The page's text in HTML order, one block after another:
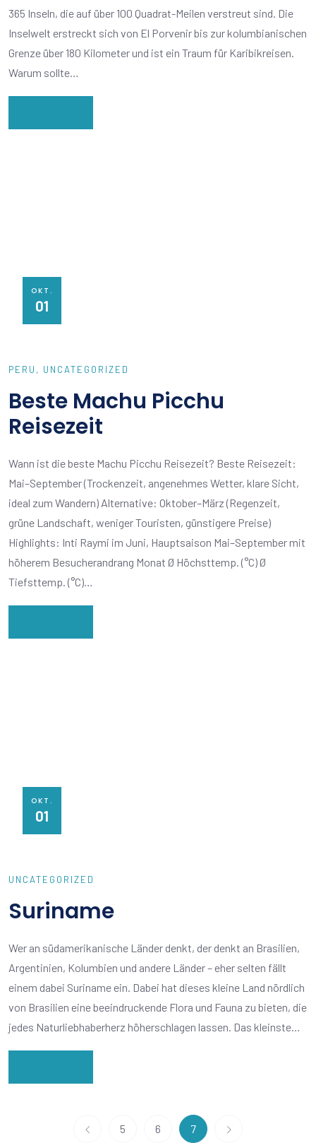
365 Inseln, die auf über 100 Quadrat-Meilen verstreut sind. Die
Inselwelt erstreckt sich von El Porvenir bis zur kolumbianischen
Grenze über 180 Kilometer und ist ein Traum für Karibikreisen.
Warum sollte…
OKT.
01
PERU UNCATEGORIZED
Beste Machu Picchu
Reisezeit
Wann ist die beste Machu Picchu Reisezeit? Beste Reisezeit:
Mai–September (Trockenzeit, angenehmes Wetter, klare Sicht,
ideal zum Wandern) Alternative: Oktober–März (Regenzeit,
grüne Landschaft, weniger Touristen, günstigere Preise)
Highlights: Inti Raymi im Juni, Hauptsaison Mai–September mit
höherem Besucherandrang Monat Ø Höchsttemp. (°C) Ø
Tiefsttemp. (°C)…
OKT.
01
UNCATEGORIZED
Suriname
Wer an südamerikanische Länder denkt, der denkt an Brasilien,
Argentinien, Kolumbien und andere Länder – eher selten fällt
einem dabei Suriname ein. Dabei hat dieses kleine Land nördlich
von Brasilien eine beeindruckende Flora und Fauna zu bieten, die
jedes Naturliebhaberherz höherschlagen lassen. Das kleinste…
5 6 7